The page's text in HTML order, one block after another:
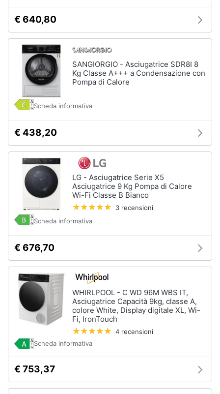
€ 640,80
SANGIORGIO - Asciugatrice SDR8I 8
Kg Classe A+++ a Condensazione con
Pompa di Calore
Scheda informativa
€ 438,20
LG - Asciugatrice Serie X5
Asciugatrice 9 Kg Pompa di Calore
Wi-Fi Classe B Bianco
3 recensioni
Scheda informativa
€ 676,70
WHIRLPOOL - C WD 96M WBS IT,
Asciugatrice Capacità 9kg, classe A,
colore White, Display digitale XL, Wi-
Fi, IronTouch
4 recensioni
Scheda informativa
€ 753,37